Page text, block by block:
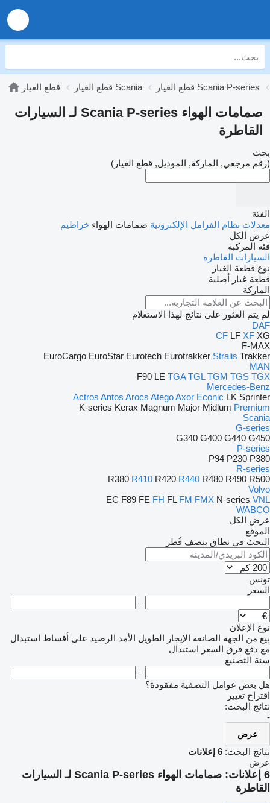
قطع الغيار قطع الغيار Scania قطع الغيار Scania P-series
صمامات الهواء Scania P-series لـ السيارات
القاطرة
بحث
(رقم مرجعي, الماركة, الموديل, قطع الغيار)
الفئة
معدلات نظام الفرامل الإلكترونية صمامات الهواء خراطيم
عرض الكل
فئة المركبة
السيارات القاطرة
نوع قطعة الغيار
قطعة غيار أصلية
الماركة
لم يتم العثور على نتائج لهذا الاستعلام
DAF
CF LF XF XG
F-MAX
EuroCargo EuroStar Eurotech Eurotrakker Stralis Trakker
MAN
F90 LE TGA TGL TGM TGS TGX
Mercedes-Benz
Actros Antos Arocs AtegoAxor Econic LK Sprinter
K-series Kerax Magnum Major Midlum Premium
Scania
G-series
G340 G400 G440 G450
P-series
P94 P230 P380
R-series
R380 R410 R420 R440 R480 R490 R500
Volvo
EC F89 FE FH FL FM FMX N-series VNL
WABCO
عرض الكل
الموقع
البحث في نطاق بنصف قُطر
تونس
السعر
–
نوع الإعلان
بيع من الجهة الصانعة الإيجار الطويل الأمد الرصيد على أقساط استبدال
مع دفع فرق السعر استبدال
سنة التصنيع
–
هل بعض عوامل التصفية مفقودة؟
اقتراح تغيير
نتائج البحث:
-
عرض
نتائج البحث: 6 إعلانات
عرض
6 إعلانات:
صمامات الهواء Scania P-series لـ السيارات
القاطرة